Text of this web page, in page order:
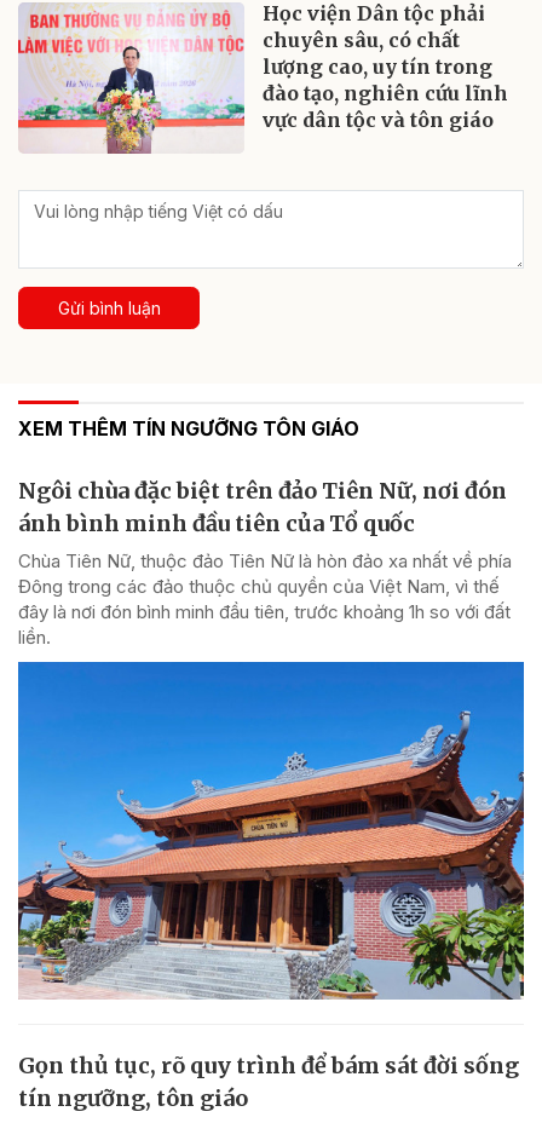
Học viện Dân tộc phải
chuyên sâu, có chất
lượng cao, uy tín trong
đào tạo, nghiên cứu lĩnh
vực dân tộc và tôn giáo
Gửi bình luận
XEM THÊM TÍN NGƯỠNG TÔN GIÁO
Ngôi chùa đặc biệt trên đảo Tiên Nữ, nơi đón
ánh bình minh đầu tiên của Tổ quốc
Chùa Tiên Nữ, thuộc đảo Tiên Nữ là hòn đảo xa nhất về phía
Đông trong các đảo thuộc chủ quyền của Việt Nam, vì thế
đây là nơi đón bình minh đầu tiên, trước khoảng 1h so với đất
liền.
Gọn thủ tục, rõ quy trình để bám sát đời sống
tín ngưỡng, tôn giáo